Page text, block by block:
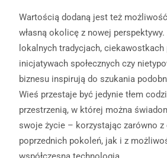
Wartością dodaną jest też
własną okolicę z nowej perspektywy.
lokalnych tradycjach, ciekawostkach
inicjatywach społecznych czy
biznesu inspirują do szukania
Wieś przestaje być jedynie tłem
przestrzenią, w której można
swoje życie – korzystając zarówno z
poprzednich pokoleń, jak i z